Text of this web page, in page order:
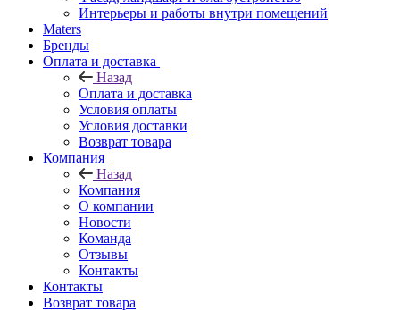
Интерьеры и работы внутри помещений
Maters
Бренды
Оплата и доставка
Назад
Оплата и доставка
Условия оплаты
Условия доставки
Возврат товара
Компания
Назад
Компания
О компании
Новости
Команда
Отзывы
Контакты
Контакты
Возврат товара